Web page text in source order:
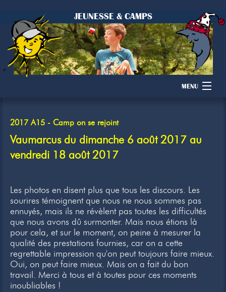
JEUNESSE & CAMPS
MENU
Camps
Dons
Inscription
Newsletter
Liens
2017 A15 - Camp on se rejoint
Vaumarcus du dimanche 6 août 2017 au
vendredi 18 août 2017
Les photos en disent plus que tous les discours. Les
sourires témoignent que nous ne nous sommes pas
ennuyés, mais ils ne révèlent pas toutes les difficultés
que nous avons dû surmonter. Mais nous étions là
pour cela, et sur le moment, on peine à mesurer la
qualité des prestations fournies, car on a cette
regrettable impression qu'on peut toujours faire mieux.
Oui, on peut faire mieux. Mais on a fait du bon
travail. Merci à tous et à toutes pour ces moments
inoubliables !